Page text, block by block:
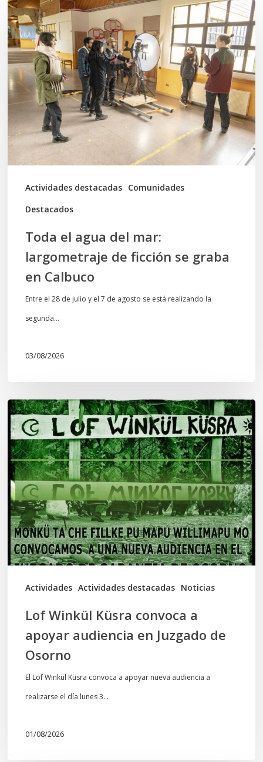
Actividades destacadas Comunidades
Destacados
Toda
el
agua
del
mar:
largometraje
de
ficción
se
graba
Toda el agua del mar:
largometraje de ficción se graba
en Calbuco
Entre el 28 de julio y el 7 de agosto se está realizando la
segunda…
03/08/2026
Actividades Actividades destacadas Noticias
Lof
Winkül
Küsra
convoca
a
apoyar
audiencia
en
Juzgado
Lof Winkül Küsra convoca a
apoyar audiencia en Juzgado de
Osorno
El Lof Winkül Küsra convoca a apoyar nueva audiencia a
realizarse el día lunes 3…
01/08/2026